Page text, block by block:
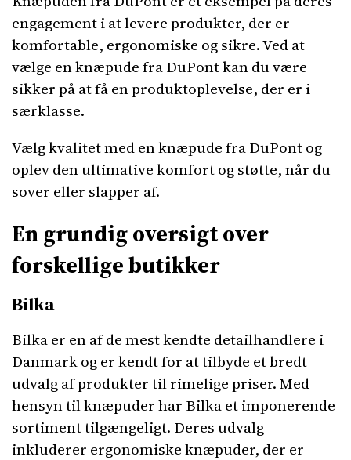
engagement i at levere produkter, der er
komfortable, ergonomiske og sikre. Ved at
vælge en knæpude fra DuPont kan du være
sikker på at få en produktoplevelse, der er i
særklasse.
Vælg kvalitet med en knæpude fra DuPont og
oplev den ultimative komfort og støtte, når du
sover eller slapper af.
En grundig oversigt over
forskellige butikker
Bilka
Bilka er en af de mest kendte detailhandlere i
Danmark og er kendt for at tilbyde et bredt
udvalg af produkter til rimelige priser. Med
hensyn til knæpuder har Bilka et imponerende
sortiment tilgængeligt. Deres udvalg
inkluderer ergonomiske knæpuder, der er